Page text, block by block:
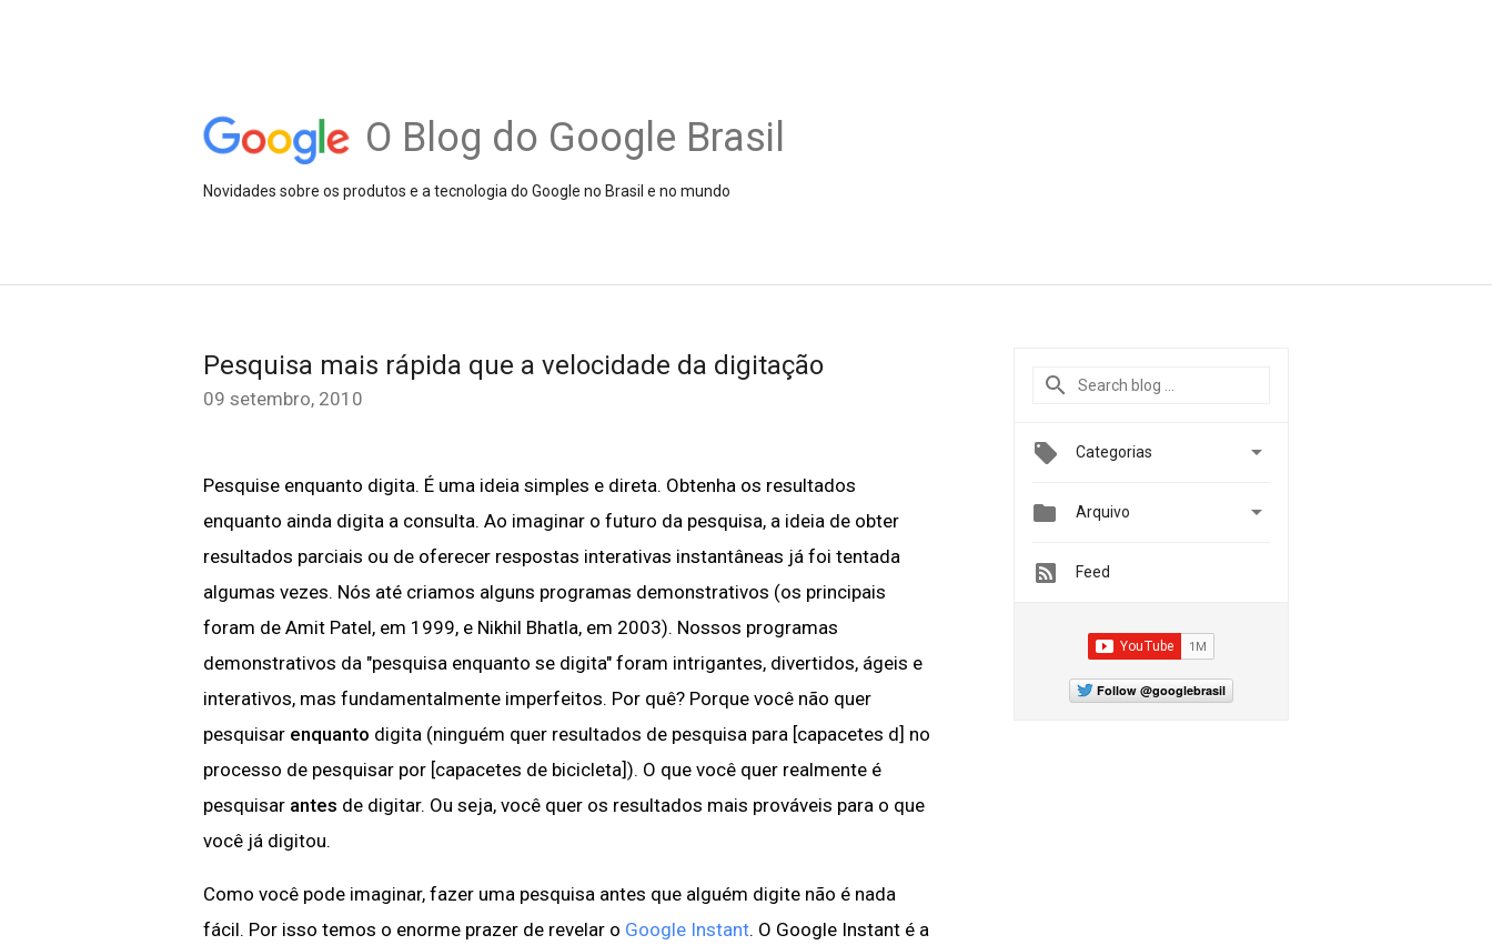
O Blog do Google Brasil
Novidades sobre os produtos e a tecnologia do Google no Brasil e no mundo
Pesquisa mais rápida que a velocidade da digitação
09 setembro, 2010
Pesquise enquanto digita. É uma ideia simples e direta. Obtenha os resultados
enquanto ainda digita a consulta. Ao imaginar o futuro da pesquisa, a ideia de obter
resultados parciais ou de oferecer respostas interativas instantâneas já foi tentada
algumas vezes. Nós até criamos alguns programas demonstrativos (os principais
foram de Amit Patel, em 1999, e Nikhil Bhatla, em 2003). Nossos programas
demonstrativos da "pesquisa enquanto se digita" foram intrigantes, divertidos, ágeis e
interativos, mas fundamentalmente imperfeitos. Por quê? Porque você não quer
pesquisar enquanto digita (ninguém quer resultados de pesquisa para [capacetes d] no
processo de pesquisar por [capacetes de bicicleta]). O que você quer realmente é
pesquisar antes de digitar. Ou seja, você quer os resultados mais prováveis para o que
você já digitou.
Como você pode imaginar, fazer uma pesquisa antes que alguém digite não é nada
fácil. Por isso temos o enorme prazer de revelar o Google Instant. O Google Instant é a
Categorias 
 Arquivo 
Feed
Follow @googlebrasil